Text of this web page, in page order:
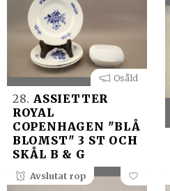
Osåld
28. ASSIETTER
ROYAL
COPENHAGEN "BLÅ
BLOMST" 3 ST OCH
SKÅL B & G
Avslutat rop